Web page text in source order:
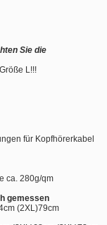
Sie die
L!!!
für Kopfhörerkabel
ca. 280g/qm
gemessen
(2XL)79cm